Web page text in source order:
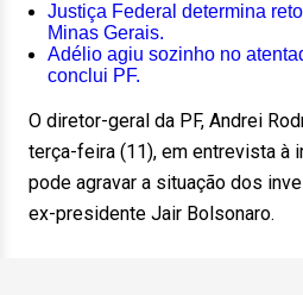
Justiça Federal determina
Minas Gerais.
Adélio agiu sozinho no
conclui PF.
O diretor-geral da PF, Andrei
terça-feira (11), em entrevista à
pode agravar a situação dos
ex-presidente Jair Bolsonaro.